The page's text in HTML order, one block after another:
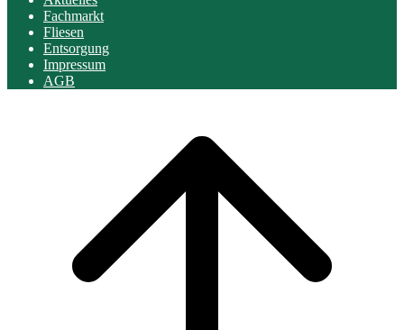
Fachmarkt
Fliesen
Entsorgung
Impressum
AGB